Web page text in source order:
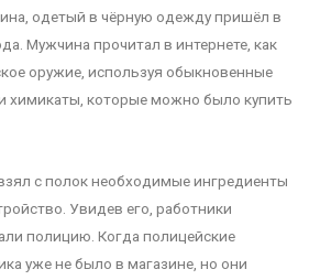
одетый в чёрную одежду пришёл в
Мужчина прочитал в интернете, как
оружие, используя обыкновенные
химикаты, которые можно было купить
с полок необходимые ингредиенты
Увидев его, работники
полицию. Когда полицейские
уже не было в магазине, но они